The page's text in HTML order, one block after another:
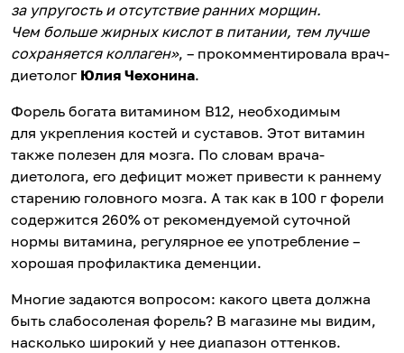
за упругость и отсутствие ранних морщин.
Чем больше жирных кислот в питании, тем лучше
сохраняется коллаген», – прокомментировала врач-
диетолог Юлия Чехонина.
Форель богата витамином В12, необходимым
для укрепления костей и суставов. Этот витамин
также полезен для мозга. По словам врача-
диетолога, его дефицит может привести к раннему
старению головного мозга. А так как в 100 г форели
содержится 260% от рекомендуемой суточной
нормы витамина, регулярное ее употребление –
хорошая профилактика деменции.
Многие задаются вопросом: какого цвета должна
быть слабосоленая форель? В магазине мы видим,
насколько широкий у нее диапазон оттенков.